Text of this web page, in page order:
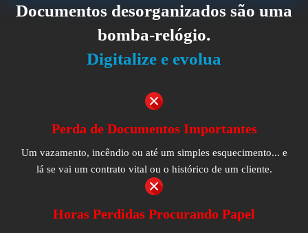
Documentos desorganizados são uma
bomba-relógio.
Digitalize e evolua
Perda de Documentos Importantes
Um vazamento, incêndio ou até um simples esquecimento... e
lá se vai um contrato vital ou o histórico de um cliente.
Horas Perdidas Procurando Papel